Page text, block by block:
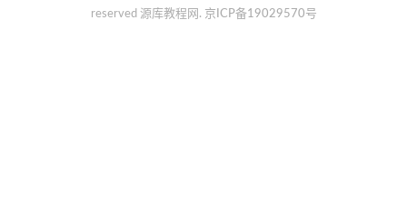
reserved 源库教程网. 京ICP备19029570号